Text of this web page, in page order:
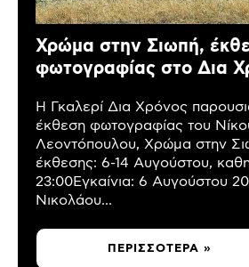
Χρώμα στην Σιωπή,
φωτογραφίας στο Δια
Η Γκαλερί Δια Χρόνος
έκθεση φωτογραφίας του
Λεοντόπουλου, Χρώμα στην
έκθεσης: 6-14 Αυγούστου,
23:00Εγκαίνια: 6 Αυγούστου
Νικολάου...
ΠΕΡΙΣΣΌΤΕΡΑ »